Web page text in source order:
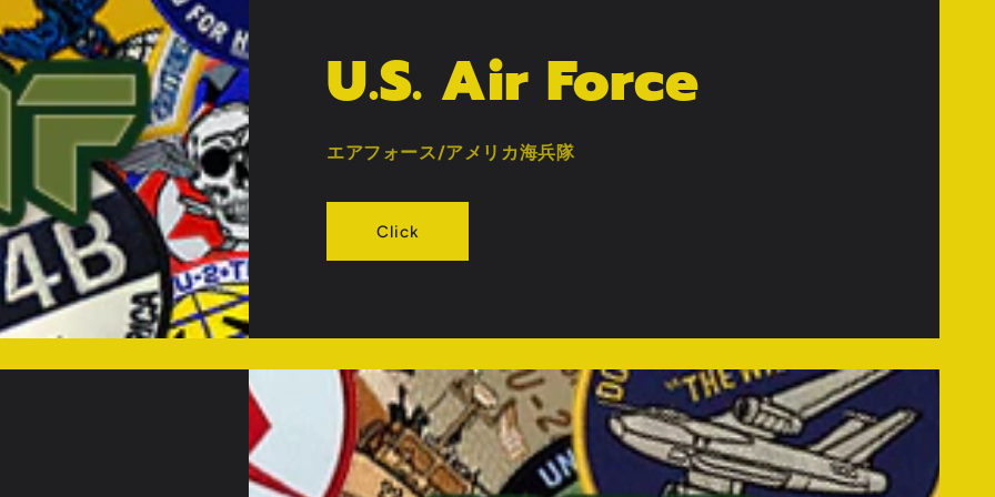
U.S. Air Force
エアフォース/アメリカ海兵隊
Click